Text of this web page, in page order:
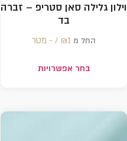
וילון גלילה סאן סטריפ – זברה
בד
החל מ ₪1 /‏‏‎ ‎- מטר
בחר אפשרויות